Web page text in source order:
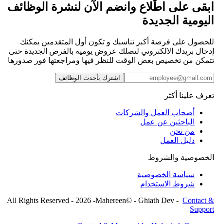
ابقى على اطًلاع وانضم الآن لنشرة الوظائف
اليومية الجديدة
للحصول على فرصة أكبر تناسبك و تكون أول المتقدمين يمكنك
إدخال بريدك الالكتروني لتصلك عروض يومية بالفرص الجديدة حتى
تتمكن من تخصيص بعض الوقت للنظر فيها ومراجعتها فور صدورها
اشترك بأحدث الوظائف
تعرف علينا أكثر
أصحاب العمل والشركات
الباحثين عن عمل
من نحن
دليل العمل
الخصوصية والشروط
سياسة الخصوصية
شروط الاستخدام
All Rights Reserved - 2026 -Mahereen© - Ghiath Dev - Contact &
Support